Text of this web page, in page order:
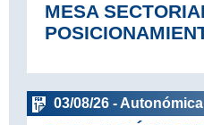
MESA
03/08/26 -